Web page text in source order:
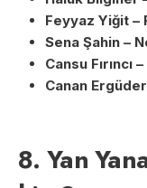
Feyyaz Yiğit –
Sena Şahin –
Cansu Fırıncı
Canan
8. Yan